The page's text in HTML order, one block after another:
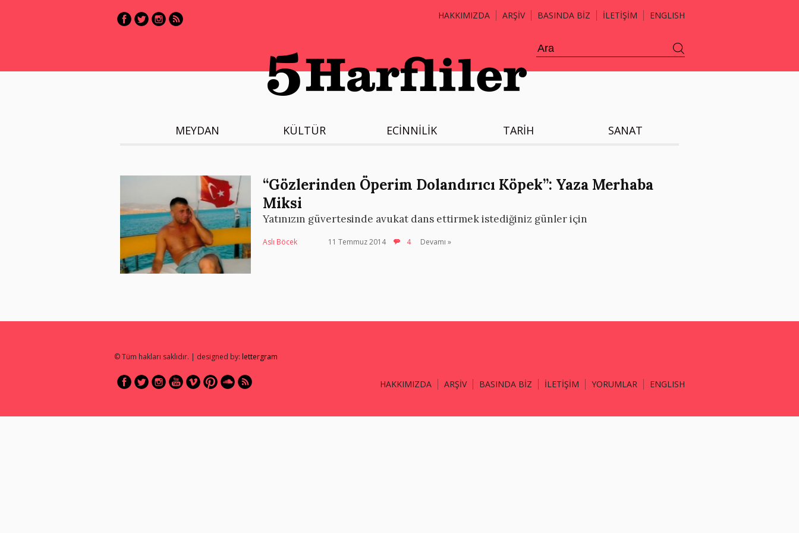
HAKKIMIZDA ARŞİV BASINDA BİZ İLETİŞİM ENGLISH
MEYDAN KÜLTÜR ECİNNİLİK TARİH SANAT
“Gözlerinden Öperim Dolandırıcı Köpek”: Yaza Merhaba
Miksi
Yatınızın güvertesinde avukat dans ettirmek istediğiniz günler için
Aslı Böcek 11 Temmuz 2014 4 Devamı »
© Tüm hakları saklıdır. | designed by: lettergram
HAKKIMIZDA ARŞİV BASINDA BİZ İLETİŞİM YORUMLAR ENGLISH